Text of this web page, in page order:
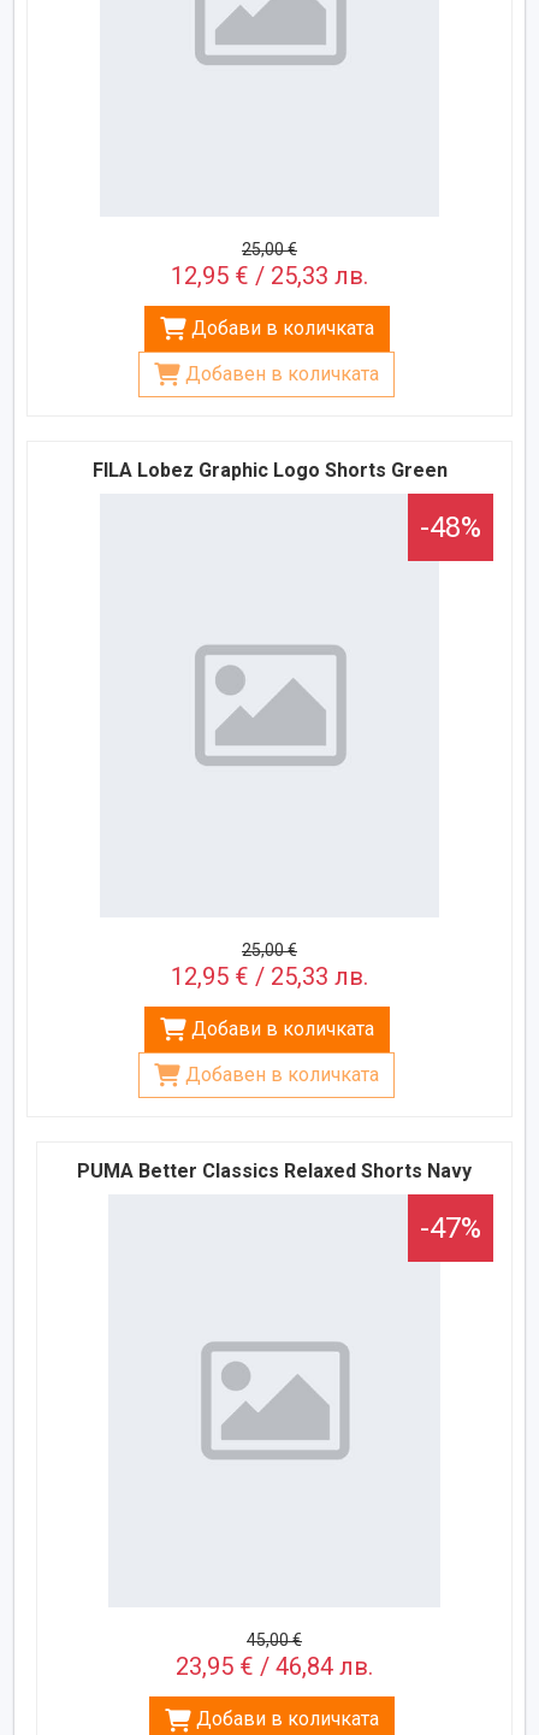
25,00 €
12,95 € / 25,33 лв.
Добави в количката
Добавен в количката
FILA Lobez Graphic Logo Shorts Green
-48%
25,00 €
12,95 € / 25,33 лв.
Добави в количката
Добавен в количката
PUMA Better Classics Relaxed Shorts Navy
-47%
45,00 €
23,95 € / 46,84 лв.
Добави в количката